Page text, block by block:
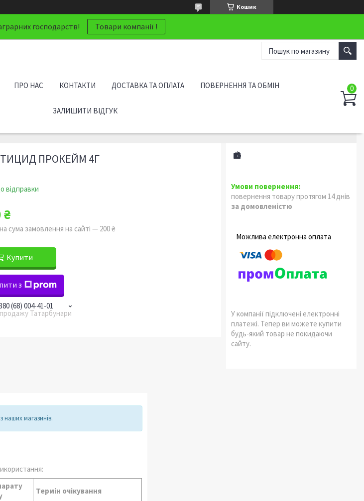
Кошик
господарств! Товари компанії !
ПРО НАС КОНТАКТИ ДОСТАВКА ТА ОПЛАТА ПОВЕРНЕННЯ ТА ОБМІН
ЗАЛИШИТИ ВІДГУК
ПРОКЕЙМ 4Г
відправки
₴
сума замовлення на сайті — 200 ₴
Купити
з
(68) 004-41-01
Татарбунари
повернення товару протягом 14 днів
за домовленістю
У компанії підключені електронні
платежі. Тепер ви можете купити
будь-який товар не покидаючи
сайту.
наших магазинів.
Термін очікування